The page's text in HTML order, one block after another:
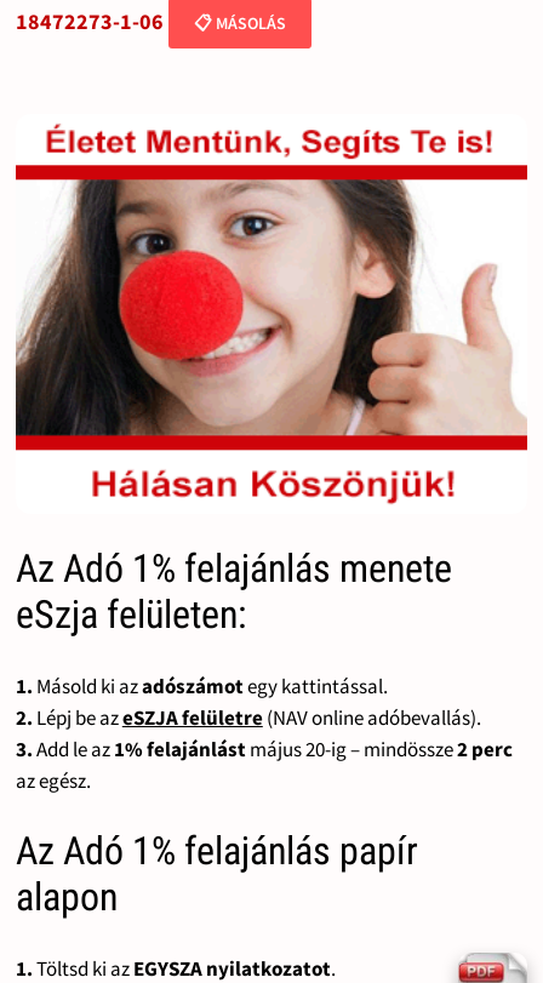
18472273-1-06 📋 MÁSOLÁS
Az Adó 1% felajánlás menete
eSzja felületen:
1. Másold ki azadószámotegy kattintással.
2. Lépj be azeSZJA felületre(NAV online adóbevallás).
3.Add le az1% felajánlástmájus 20-ig – mindössze2 perc
az egész.
Az Adó 1% felajánlás papír
alapon
1.Töltsd ki azEGYSZA nyilatkozatot.